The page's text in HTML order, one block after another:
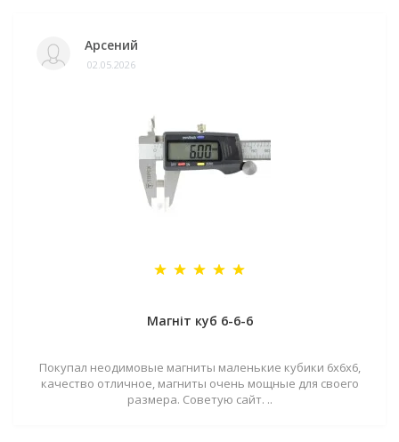
Арсений
02.05.2026
Магніт куб 6-6-6
Покупал неодимовые магниты маленькие кубики 6х6х6,
качество отличное, магниты очень мощные для своего
размера. Советую сайт. ..